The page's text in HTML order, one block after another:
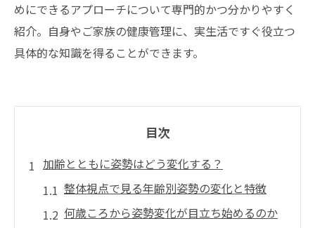
めにできるアプローチについて専門的かつ分かりやすく
紹介。自身やご家族の健康管理に、実生活ですぐ役立つ
具体的な知識を得ることができます。
目次
加齢とともに姿勢はどう変化する？
整体視点で見る年齢別姿勢の変化と特徴
何歳ころから姿勢変化が目立ち始めるのか